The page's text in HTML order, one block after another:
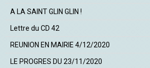
A LA SAINT GLIN GLIN !
Lettre du CD 42
REUNION EN MAIRIE 4/12/2020
LE PROGRES DU 23/11/2020